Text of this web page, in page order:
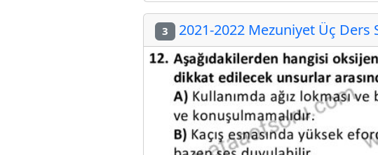
3 2021-2022 Mezuniyet Üç Ders